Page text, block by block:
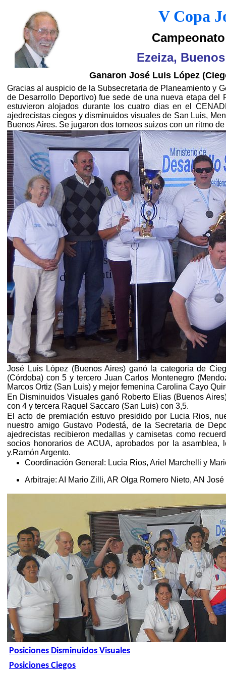
V Copa
Ezeiza,
Ganaron José Luis López
Gracias al auspicio de la Subsecretaria de Planeamiento y
de Desarrollo Deportivo) fue sede de una nueva etapa del
estuvieron alojados durante los cuatro dias en el
ajedrecistas ciegos y disminuidos visuales de San Luis,
Buenos Aires. Se jugaron dos torneos suizos con un ritmo
José Luis López (Buenos Aires) ganó la categoria de
(Córdoba) con 5 y tercero Juan Carlos Montenegro
Marcos Ortiz (San Luis) y mejor femenina Carolina Cayo
En Disminuidos Visuales ganó Roberto Elias (Buenos
con 4 y tercera Raquel Saccaro (San Luis) con 3,5.
El acto de premiación estuvo presidido por Lucia Rios,
nuestro amigo Gustavo Podestá, de la Secretaria de
ajedrecistas recibieron medallas y camisetas como
socios honorarios de ACUA, aprobados por la
y.Ramón Argento.
Coordinación General: Lucia Rios, Ariel Marchelli y
Arbitraje: AI Mario Zilli, AR Olga Romero Nieto, AN
Posiciones Disminuidos Visuales
Posiciones Ciegos